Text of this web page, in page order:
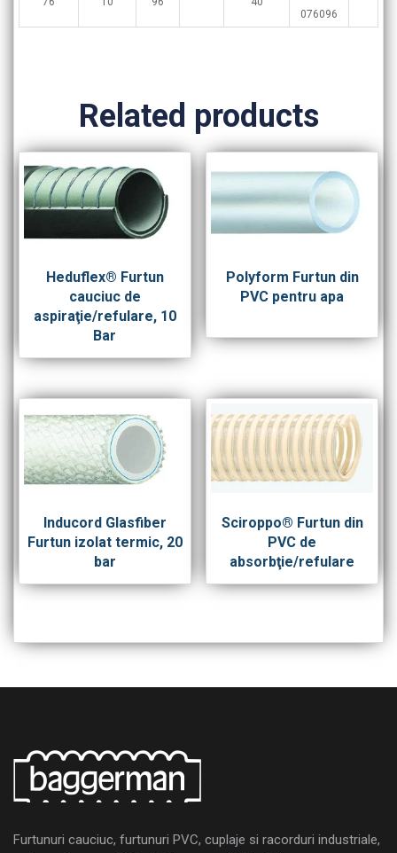
076096
Related products
Heduflex® Furtun
cauciuc de
aspiraţie/refulare, 10
Bar
Polyform Furtun din
PVC pentru apa
Inducord Glasfiber
Furtun izolat termic, 20
bar
Sciroppo® Furtun din
PVC de
absorbţie/refulare
Furtunuri cauciuc, furtunuri PVC, cuplaje si racorduri industriale,